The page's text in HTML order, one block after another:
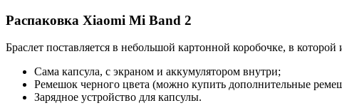
Распаковка Xiaomi Mi Band 2
Браслет поставляется в небольшой картонной коробочке, в
Сама капсула, с экраном и аккумулятором внутри;
Ремешок черного цвета (можно купить дополнительные
Зарядное устройство для капсулы.